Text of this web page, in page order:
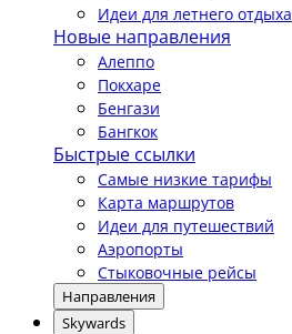
Идеи для летнего отдыха
Новые направления
Алеппо
Покхаре
Бенгази
Бангкок
Быстрые ссылки
Самые низкие тарифы
Карта маршрутов
Идеи для путешествий
Аэропорты
Стыковочные рейсы
Направления
Skywards